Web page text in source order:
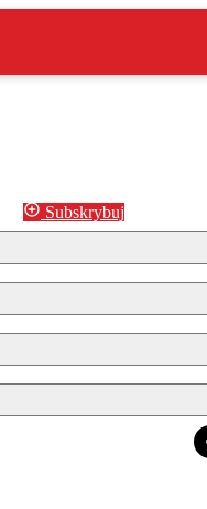
Subskrybuj